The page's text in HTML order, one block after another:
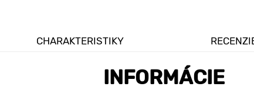
CHARAKTERISTIKY
INFORMÁCIE